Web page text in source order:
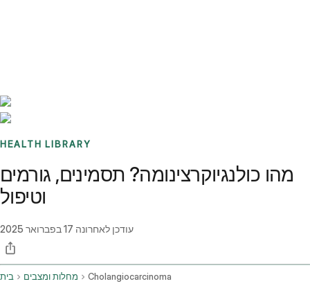
HEALTH LIBRARY
מהו כולנגיוקרצינומה? תסמינים, גורמים
וטיפול
עודכן לאחרונה 17 בפברואר 2025
בית מחלות ומצבים Cholangiocarcinoma